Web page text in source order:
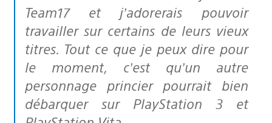
Team17 et j’adorerais pouvoir
travailler sur certains de leurs vieux
titres. Tout ce que je peux dire pour
le moment, c’est qu’un autre
personnage princier pourrait bien
débarquer sur PlayStation 3 et